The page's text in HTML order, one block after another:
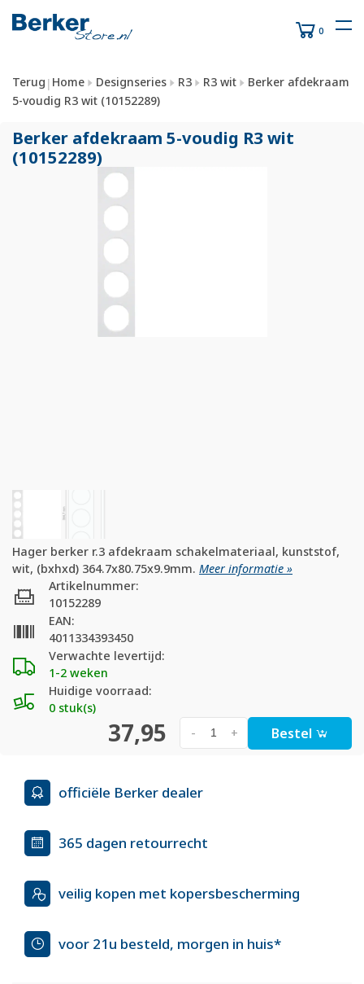
0
Terug | Home Designseries R3 R3 wit
Berker afdekraam
5-voudig R3 wit (10152289)
Berker afdekraam 5-voudig R3 wit
(10152289)
Hager berker r.3 afdekraam schakelmateriaal, kunststof,
wit, (bxhxd) 364.7x80.75x9.9mm. Meer informatie »
Verwachte levertijd:
1-2 weken
Huidige voorraad:
0 stuk(s)
Artikelnummer:
10152289
EAN:
4011334393450
37,95 +
- Bestel
officiële Berker dealer
365 dagen retourrecht
veilig kopen met kopersbescherming
voor 21u besteld, morgen in huis*